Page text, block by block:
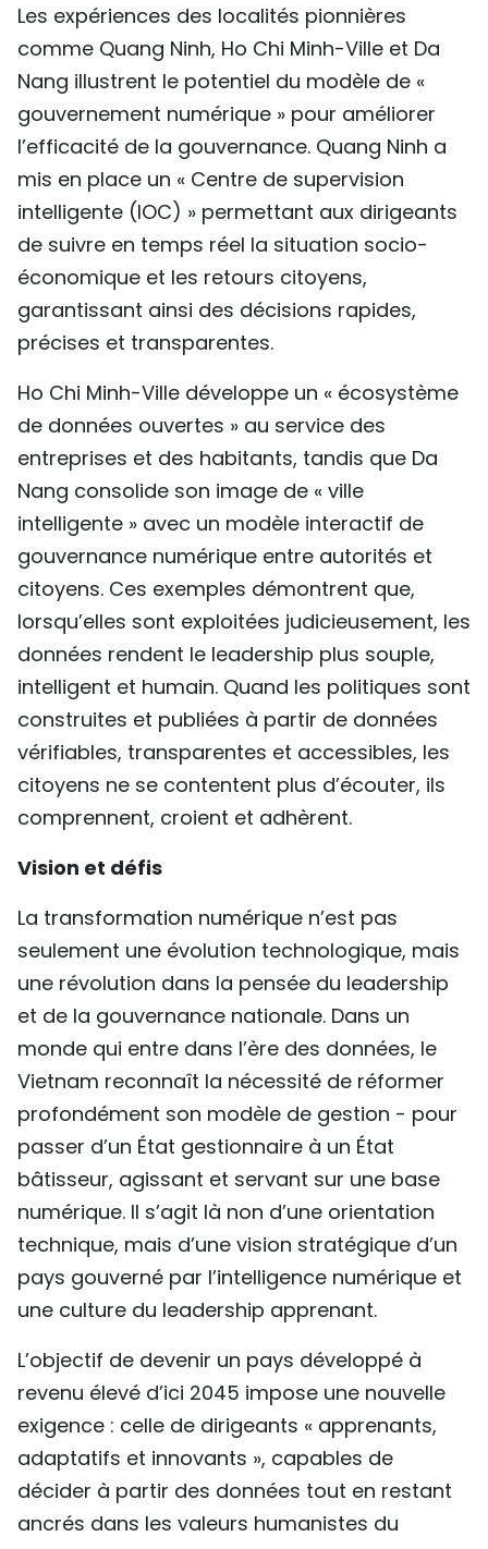
Les expériences des localités pionnières
comme Quang Ninh, Ho Chi Minh-Ville et Da
Nang illustrent le potentiel du modèle de «
gouvernement numérique » pour améliorer
l’efficacité de la gouvernance. Quang Ninh a
mis en place un « Centre de supervision
intelligente (IOC) » permettant aux dirigeants
de suivre en temps réel la situation socio-
économique et les retours citoyens,
garantissant ainsi des décisions rapides,
précises et transparentes.
Ho Chi Minh-Ville développe un « écosystème
de données ouvertes » au service des
entreprises et des habitants, tandis que Da
Nang consolide son image de « ville
intelligente » avec un modèle interactif de
gouvernance numérique entre autorités et
citoyens. Ces exemples démontrent que,
lorsqu’elles sont exploitées judicieusement, les
données rendent le leadership plus souple,
intelligent et humain. Quand les politiques sont
construites et publiées à partir de données
vérifiables, transparentes et accessibles, les
citoyens ne se contentent plus d’écouter, ils
comprennent, croient et adhèrent.
Vision et défis
La transformation numérique n’est pas
seulement une évolution technologique, mais
une révolution dans la pensée du leadership
et de la gouvernance nationale. Dans un
monde qui entre dans l’ère des données, le
Vietnam reconnaît la nécessité de réformer
profondément son modèle de gestion - pour
passer d’un État gestionnaire à un État
bâtisseur, agissant et servant sur une base
numérique. Il s’agit là non d’une orientation
technique, mais d’une vision stratégique d’un
pays gouverné par l’intelligence numérique et
une culture du leadership apprenant.
L’objectif de devenir un pays développé à
revenu élevé d’ici 2045 impose une nouvelle
exigence : celle de dirigeants « apprenants,
adaptatifs et innovants », capables de
décider à partir des données tout en restant
ancrés dans les valeurs humanistes du